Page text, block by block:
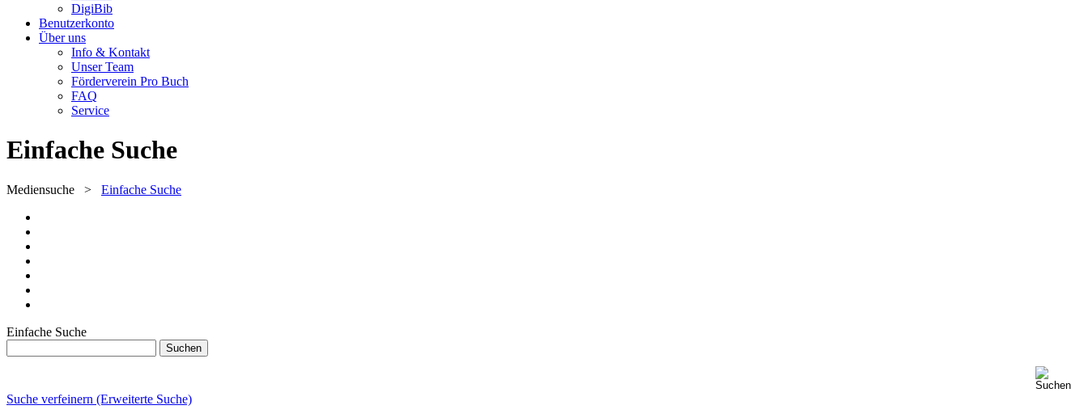
DigiBib
Benutzerkonto
Über uns
Info & Kontakt
Unser Team
Förderverein Pro Buch
FAQ
Service
Einfache Suche
Mediensuche > Einfache Suche
Einfache Suche
Suche verfeinern (Erweiterte Suche)